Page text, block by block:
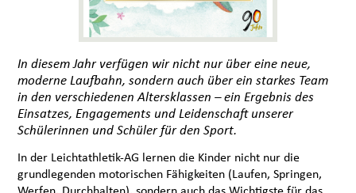
In diesem Jahr verfügen wir nicht nur über eine neue,
moderne Laufbahn, sondern auch über ein starkes Team
in den verschiedenen Altersklassen – ein Ergebnis des
Einsatzes, Engagements und Leidenschaft unserer
Schülerinnen und Schüler für den Sport.
In der Leichtathletik-AG lernen die Kinder nicht nur die
grundlegenden motorischen Fähigkeiten (Laufen, Springen,